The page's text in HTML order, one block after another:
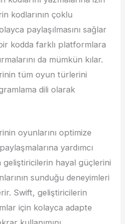
kodlarının çoklu
paylaşılmasını sağlar
kodda farklı platformlara
da mümkün kılar.
tüm oyun türlerini
dili olarak
oyunlarını optimize
yardımcı
geliştiricilerin hayal güçlerini
sunduğu deneyimleri
Swift, geliştiricilerin
için kolayca adapte